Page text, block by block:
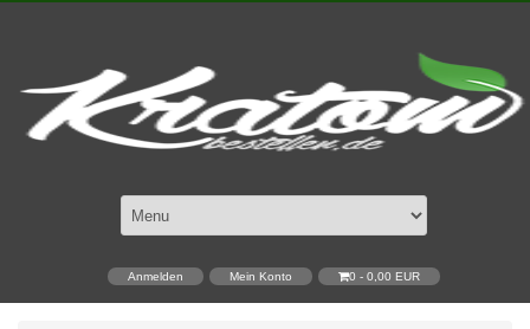
Anmelden Mein Konto 0 - 0,00 EUR